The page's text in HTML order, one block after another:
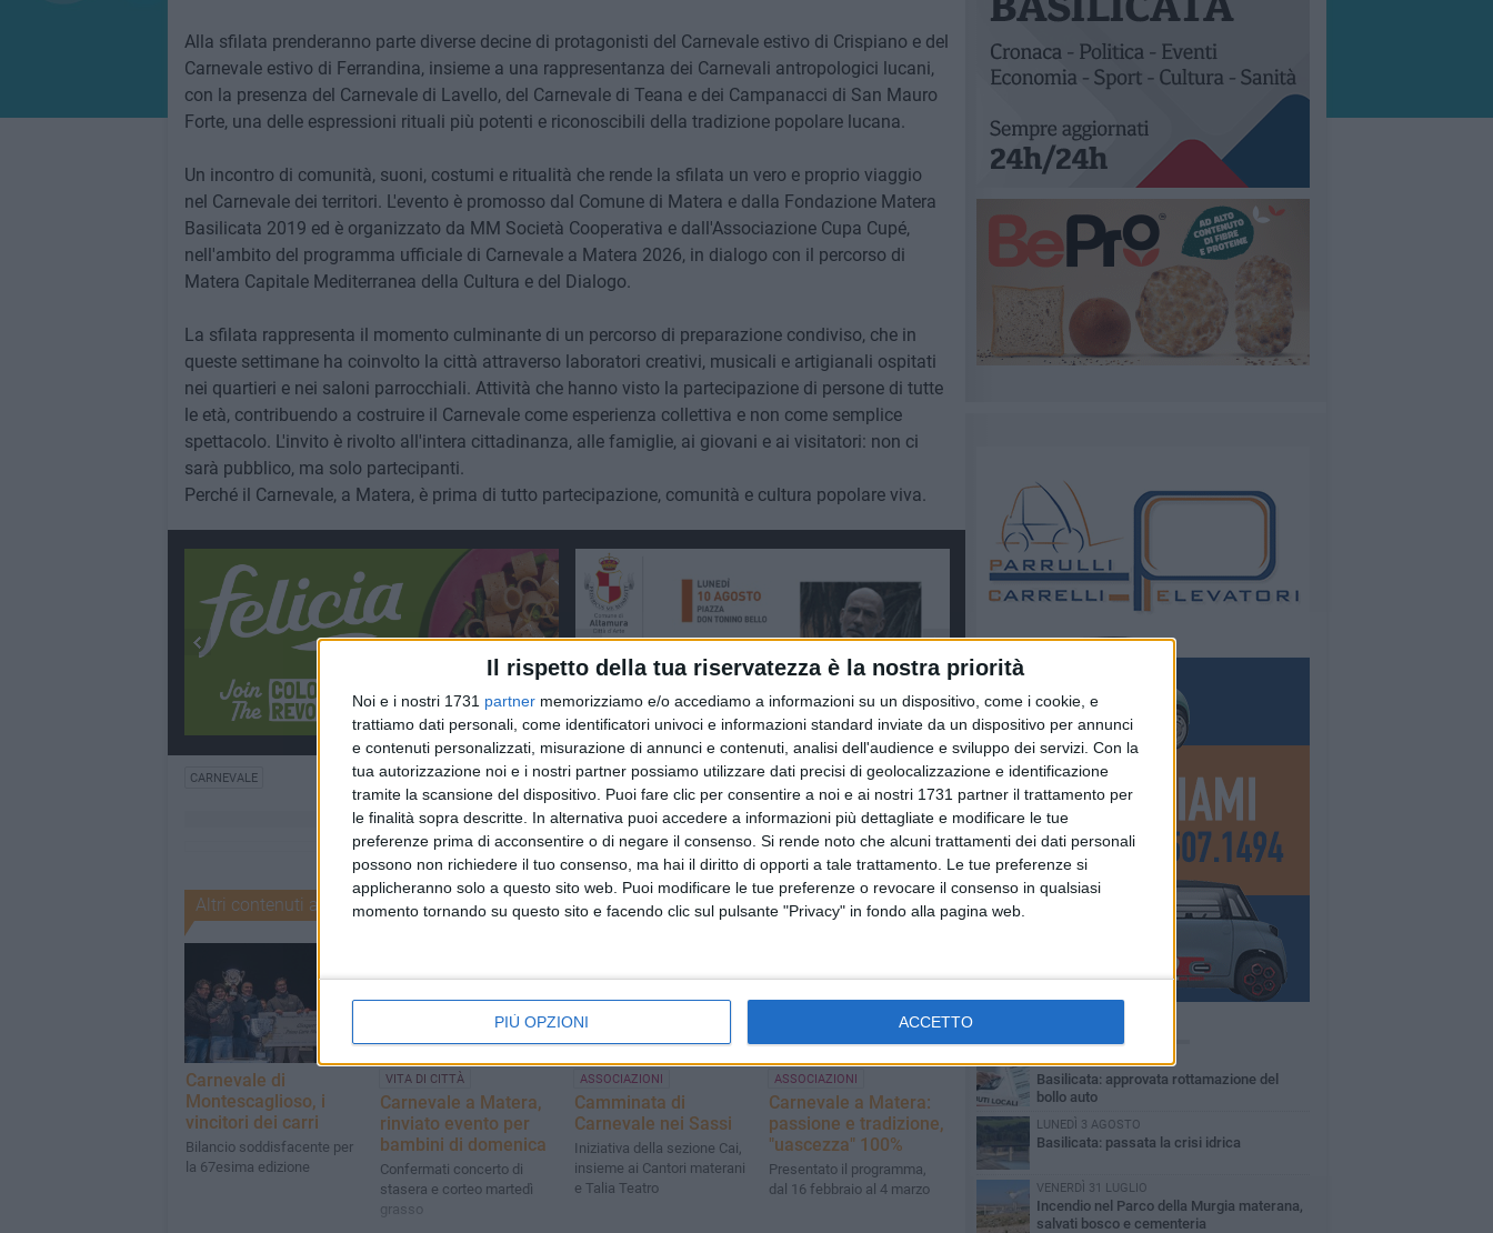
Il rispetto della tua riservatezza è la nostra priorità
Noi e i nostri 1731 partner memorizziamo e/o accediamo a informazioni su un dispositivo, come i cookie, e
trattiamo dati personali, come identificatori univoci e informazioni standard inviate da un dispositivo per annunci
e contenuti personalizzati, misurazione di annunci e contenuti, analisi dell'audience e sviluppo dei servizi. Con la
tua autorizzazione noi e i nostri partner possiamo utilizzare dati precisi di geolocalizzazione e identificazione
tramite la scansione del dispositivo. Puoi fare clic per consentire a noi e ai nostri 1731 partner il trattamento per
le finalità sopra descritte. In alternativa puoi accedere a informazioni più dettagliate e modificare le tue
preferenze prima di acconsentire o di negare il consenso. Si rende noto che alcuni trattamenti dei dati personali
possono non richiedere il tuo consenso, ma hai il diritto di opporti a tale trattamento. Le tue preferenze si
applicheranno solo a questo sito web. Puoi modificare le tue preferenze o revocare il consenso in qualsiasi
momento tornando su questo sito e facendo clic sul pulsante "Privacy" in fondo alla pagina web.
PIÙ OPZIONI ACCETTO
Alla sfilata prenderanno parte diverse decine di protagonisti del Carnevale estivo di Crispiano e del
Carnevale estivo di Ferrandina, insieme a una rappresentanza dei Carnevali antropologici lucani,
con la presenza del Carnevale di Lavello, del Carnevale di Teana e dei Campanacci di San Mauro
Forte, una delle espressioni rituali più potenti e riconoscibili della tradizione popolare lucana.
Un incontro di comunità, suoni, costumi e ritualità che rende la sfilata un vero e proprio viaggio
nel Carnevale dei territori. L'evento è promosso dal Comune di Matera e dalla Fondazione Matera
Basilicata 2019 ed è organizzato da MM Società Cooperativa e dall'Associazione Cupa Cupé,
nell'ambito del programma ufficiale di Carnevale a Matera 2026, in dialogo con il percorso di
Matera Capitale Mediterranea della Cultura e del Dialogo.
La sfilata rappresenta il momento culminante di un percorso di preparazione condiviso, che in
queste settimane ha coinvolto la città attraverso laboratori creativi, musicali e artigianali ospitati
nei quartieri e nei saloni parrocchiali. Attività che hanno visto la partecipazione di persone di tutte
le età, contribuendo a costruire il Carnevale come esperienza collettiva e non come semplice
spettacolo. L'invito è rivolto all'intera cittadinanza, alle famiglie, ai giovani e ai visitatori: non ci
sarà pubblico, ma solo partecipanti.
Perché il Carnevale, a Matera, è prima di tutto partecipazione, comunità e cultura popolare viva.
CARNEVALE
Altri contenuti a tema
Carnevale di
Montescaglioso, i
vincitori dei carri
Bilancio soddisfacente per
la 67esima edizione
VITA DI CITTÀ
Carnevale a Matera,
rinviato evento per
bambini di domenica
Confermati concerto di
stasera e corteo martedì
grasso
ASSOCIAZIONI
Camminata di
Carnevale nei Sassi
Iniziativa della sezione Cai,
insieme ai Cantori materani
e Talia Teatro
ASSOCIAZIONI
Carnevale a Matera:
passione e tradizione,
"uascezza" 100%
Presentato il programma,
dal 16 febbraio al 4 marzo
MARTEDÌ 4 AGOSTO
Basilicata: approvata rottamazione del
bollo auto
LUNEDÌ 3 AGOSTO
Basilicata: passata la crisi idrica
VENERDÌ 31 LUGLIO
Incendio nel Parco della Murgia materana,
salvati bosco e cementeria